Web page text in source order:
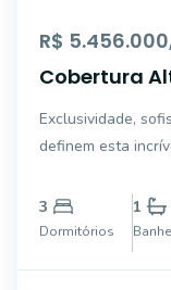
R$
Cobertura
Home Club
Exclusividade,
definem esta
em Governador
quem busca viver
3
Dormitórios
1